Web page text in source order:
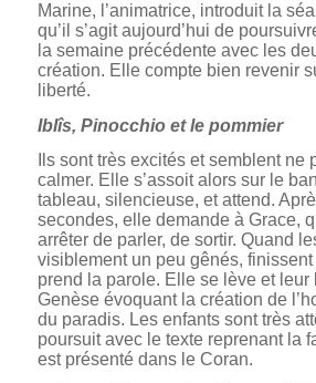
Marine, l’animatrice, introduit la
qu’il s’agit aujourd’hui de
la semaine précédente avec les
création. Elle compte bien revenir
liberté.
Iblîs, Pinocchio et le pommier
Ils sont très excités et semblent ne
calmer. Elle s’assoit alors sur le
tableau, silencieuse, et attend.
secondes, elle demande à Grace,
arrêter de parler, de sortir. Quand
visiblement un peu gênés,
prend la parole. Elle se lève et leur
Genèse évoquant la création de
du paradis. Les enfants sont très
poursuit avec le texte reprenant la
est présenté dans le Coran.